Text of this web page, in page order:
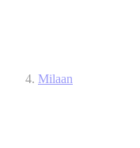
Milaan